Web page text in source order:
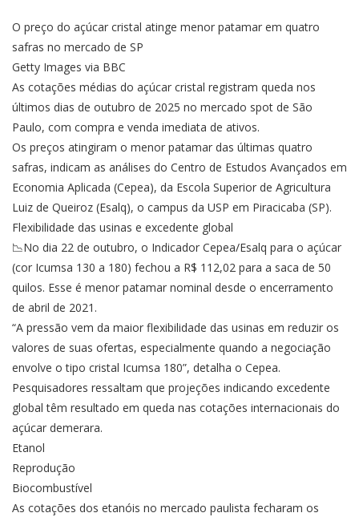
O preço do açúcar cristal atinge menor patamar em quatro
safras no mercado de SP
Getty Images via BBC
As cotações médias do açúcar cristal registram queda nos
últimos dias de outubro de 2025 no mercado spot de São
Paulo, com compra e venda imediata de ativos.
Os preços atingiram o menor patamar das últimas quatro
safras, indicam as análises do Centro de Estudos Avançados em
Economia Aplicada (Cepea), da Escola Superior de Agricultura
Luiz de Queiroz (Esalq), o campus da USP em Piracicaba (SP).
Flexibilidade das usinas e excedente global
📉No dia 22 de outubro, o Indicador Cepea/Esalq para o açúcar
(cor Icumsa 130 a 180) fechou a R$ 112,02 para a saca de 50
quilos. Esse é menor patamar nominal desde o encerramento
de abril de 2021.
“A pressão vem da maior flexibilidade das usinas em reduzir os
valores de suas ofertas, especialmente quando a negociação
envolve o tipo cristal Icumsa 180”, detalha o Cepea.
Pesquisadores ressaltam que projeções indicando excedente
global têm resultado em queda nas cotações internacionais do
açúcar demerara.
Etanol
Reprodução
Biocombustível
As cotações dos etanóis no mercado paulista fecharam os